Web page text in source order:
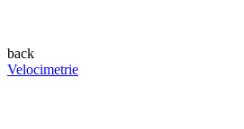
back
Velocimetrie